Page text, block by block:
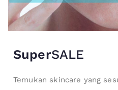
SuperSALE
Temukan skincare yang